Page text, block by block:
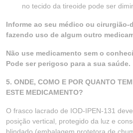
no tecido da tireoide pode ser
Informe ao seu médico ou cirurgião-
fazendo uso de algum outro
Não use medicamento sem o
Pode ser perigoso para a sua saúde.
5. ONDE, COMO E POR QUANTO
ESTE MEDICAMENTO?
O frasco lacrado de IOD-IPEN-131
posição vertical, protegido da luz e